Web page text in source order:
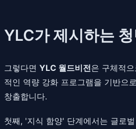
YLC가 제시하는
그렇다면 YLC 월드비전은 구체적
적인 역량 강화 프로그램을 기반으
창출합니다.
첫째, '지식 함양' 단계에서는 글로